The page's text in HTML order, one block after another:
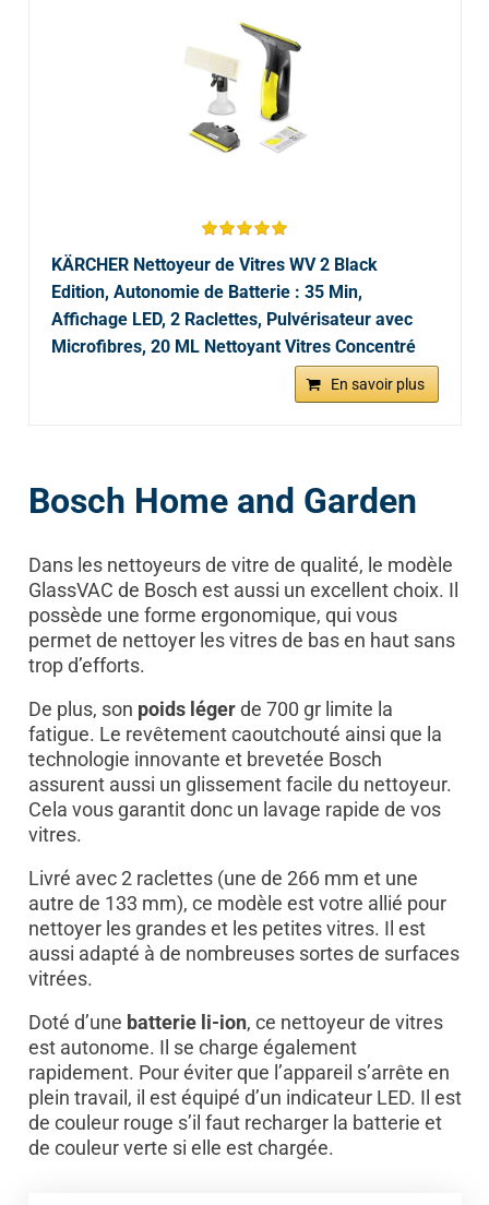
KÄRCHER Nettoyeur de Vitres WV 2 Black
Edition, Autonomie de Batterie : 35 Min,
Affichage LED, 2 Raclettes, Pulvérisateur avec
Microfibres, 20 ML Nettoyant Vitres Concentré
En savoir plus
Bosch Home and Garden
Dans les nettoyeurs de vitre de qualité, le modèle
GlassVAC de Bosch est aussi un excellent choix. Il
possède une forme ergonomique, qui vous
permet de nettoyer les vitres de bas en haut sans
trop d’efforts.
De plus, son poids légerde 700 gr limite la
fatigue. Le revêtement caoutchouté ainsi que la
technologie innovante et brevetée Bosch
assurent aussi un glissement facile du nettoyeur.
Cela vous garantit donc un lavage rapide de vos
vitres.
Livré avec 2 raclettes (une de 266 mm et une
autre de 133 mm), ce modèle est votre allié pour
nettoyer les grandes et les petites vitres. Il est
aussi adapté à de nombreuses sortes de surfaces
vitrées.
Doté d’une batterie li-ion, ce nettoyeur de vitres
est autonome. Il se charge également
rapidement. Pour éviter que l’appareil s’arrête en
plein travail, il est équipé d’un indicateur LED. Il est
de couleur rouge s’il faut recharger la batterie et
de couleur verte si elle est chargée.